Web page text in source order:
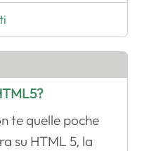
te quelle poche
su HTML 5, la